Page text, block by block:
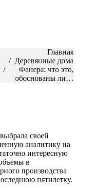
Главная
Деревянные дома
Фанера: что это,
обоснованы ли…
своей
аналитику на
интересную
в
производства
пятилетку.